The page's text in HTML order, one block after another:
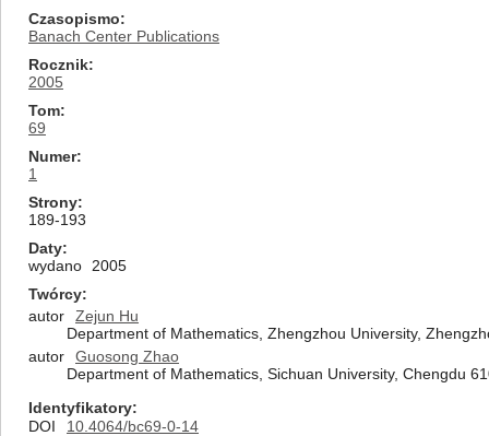
Czasopismo
Banach Center Publications
Rocznik
2005
Tom
69
Numer
1
Strony
189-193
Daty
wydano
2005
Twórcy
autor
Zejun Hu
Department of Mathematics, Zhengzhou University,
autor
Guosong Zhao
Department of Mathematics, Sichuan University, Chengdu
Identyfikatory
DOI
10.4064/bc69-0-14